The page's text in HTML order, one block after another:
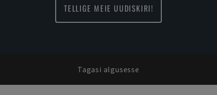
TELLIGE MEIE UUDISKIRI!
Tagasi algusesse